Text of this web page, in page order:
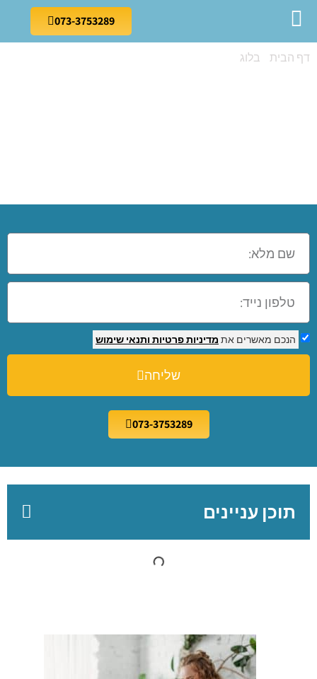
073-3753289
דף הבית בלוג
הנכם מאשרים את מדיניות פרטיות ותנאי שימוש
שליחה
073-3753289
תוכן עניינים